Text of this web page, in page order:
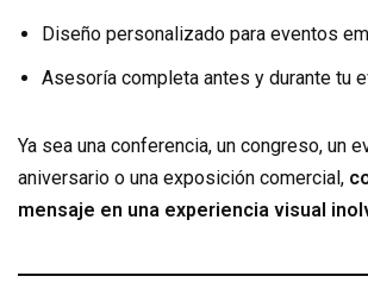
Diseño personalizado para eventos
Asesoría completa antes y durante tu
Ya sea una conferencia, un congreso, un
aniversario o una exposición comercial,
mensaje en una experiencia visual